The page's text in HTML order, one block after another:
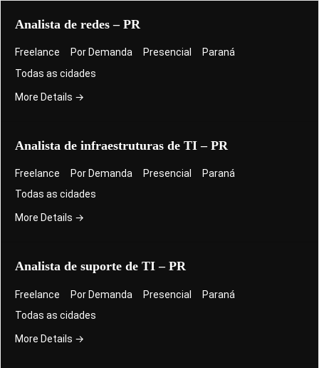
Analista de redes – PR
Freelance Por Demanda Presencial
Paraná
Todas as cidades
More Details
Analista de infraestruturas de TI – PR
Freelance Por Demanda Presencial
Paraná
Todas as cidades
More Details
Analista de suporte de TI – PR
Freelance Por Demanda Presencial
Paraná
Todas as cidades
More Details